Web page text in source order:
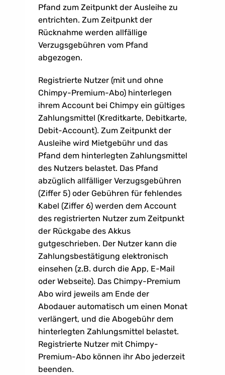
Pfand zum Zeitpunkt der Ausleihe zu
entrichten. Zum Zeitpunkt der
Rücknahme werden allfällige
Verzugsgebühren vom Pfand
abgezogen.
Registrierte Nutzer (mit und ohne
Chimpy-Premium-Abo) hinterlegen
ihrem Account bei Chimpy ein gültiges
Zahlungsmittel (Kreditkarte, Debitkarte,
Debit-Account). Zum Zeitpunkt der
Ausleihe wird Mietgebühr und das
Pfand dem hinterlegten Zahlungsmittel
des Nutzers belastet. Das Pfand
abzüglich allfälliger Verzugsgebühren
(Ziffer 5) oder Gebühren für fehlendes
Kabel (Ziffer 6) werden dem Account
des registrierten Nutzer zum Zeitpunkt
der Rückgabe des Akkus
gutgeschrieben. Der Nutzer kann die
Zahlungsbestätigung elektronisch
einsehen (z.B. durch die App, E-Mail
oder Webseite). Das Chimpy-Premium
Abo wird jeweils am Ende der
Abodauer automatisch um einen Monat
verlängert, und die Abogebühr dem
hinterlegten Zahlungsmittel belastet.
Registrierte Nutzer mit Chimpy-
Premium-Abo können ihr Abo jederzeit
beenden.